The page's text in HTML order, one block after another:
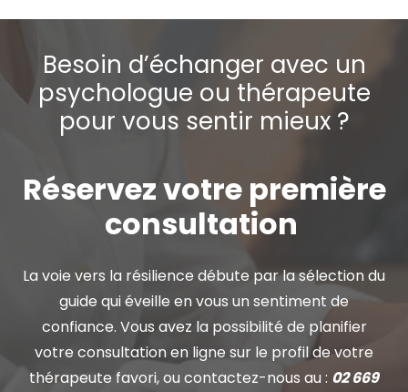
Besoin d’échanger avec un
psychologue ou thérapeute
pour vous sentir mieux ?
Réservez votre première
consultation
La voie vers la résilience débute par la sélection du
guide qui éveille en vous un sentiment de
confiance. Vous avez la possibilité de planifier
votre consultation en ligne sur le profil de votre
thérapeute favori, ou contactez-nous au : 02 669